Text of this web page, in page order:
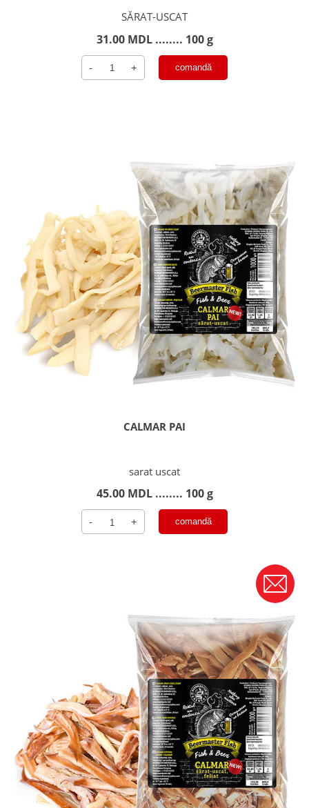
SĂRAT-USCAT
31.00 MDL ........ 100 g
Cantitate
Ansoa
- + comandă
CALMAR PAI
sarat uscat
45.00 MDL ........ 100 g
Cantitate
CALMAR
- + comandă